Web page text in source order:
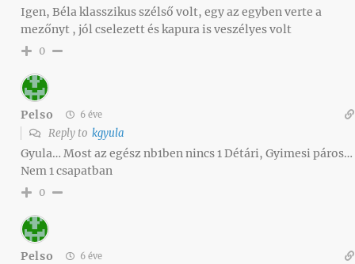
Igen, Béla klasszikus szélső volt, egy az egyben verte a
mezőnyt , jól cselezett és kapura is veszélyes volt
0
Pelso 6 éve
Reply to kgyula
Gyula… Most az egész nb1ben nincs 1 Détári, Gyimesi páros…
Nem 1 csapatban
0
Pelso 6 éve